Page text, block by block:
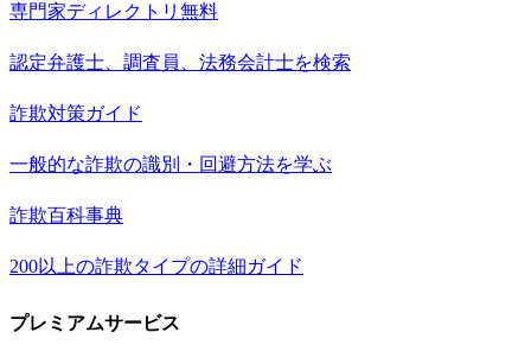
専門家ディレクトリ 無料
認定弁護士、調査員、法務会計士を検索
詐欺対策ガイド
一般的な詐欺の識別・回避方法を学ぶ
詐欺百科事典
200以上の詐欺タイプの詳細ガイド
プレミアムサービス